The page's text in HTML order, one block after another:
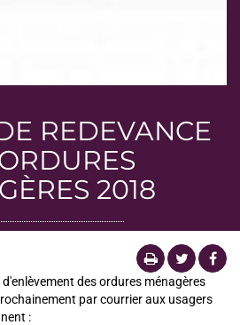
REDEVANCE
2018
des ordures ménagères
par courrier aux usagers
: